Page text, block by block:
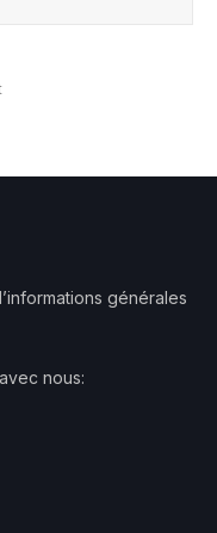
générales
nous: